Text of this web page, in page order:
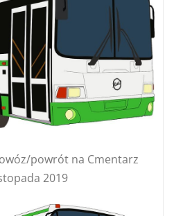
powrót na Cmentarz
2019